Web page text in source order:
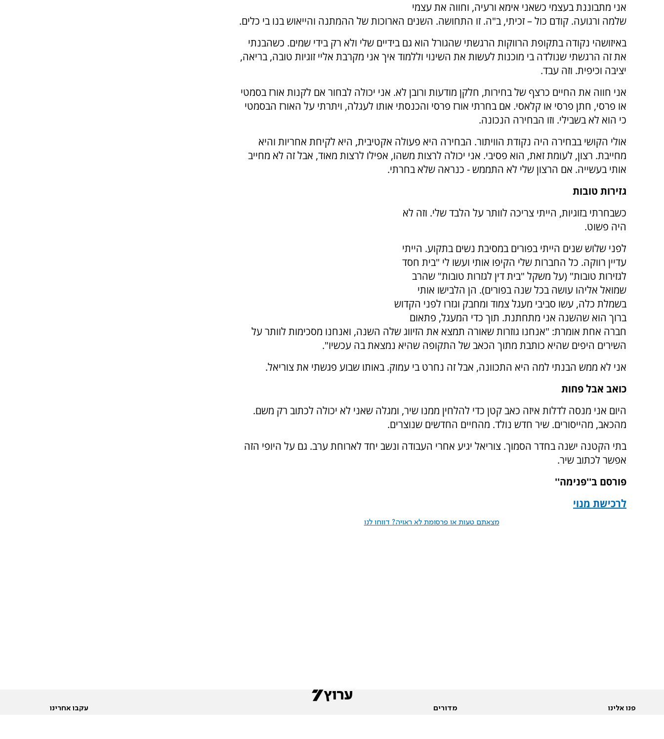
אני מתבוננת בעצמי כשאני אימא ורעיה, וחווה את עצמי
שלמה ורגועה. קודם כול – זכיתי, ב"ה. זו התחושה. השנים הארוכות של ההמתנה והייאוש בנו בי כלים.
באיזושהי נקודה בתקופת הרווקות הרגשתי שהגורל הוא גם בידיים שלי ולא רק בידי שמים. כשהבנתי
את זה הרגשתי שנולדה בי מוכנות לעשות את השינוי וללמוד איך אני מקרבת אליי זוגיות טובה, בריאה,
יציבה וכיפית. וזה עבד.
אני חווה את החיים כרצף של בחירות, חלקן מודעות ורובן לא. אני יכולה לבחור אם לקנות אורז בסמטי
או פרסי, חתן פרסי או קלאסי. אם בחרתי אורז פרסי והכנסתי אותו לעגלה, ויתרתי על האורז הבסמטי
כי הוא לא בשבילי. וזו הבחירה הנכונה.
אולי הקושי בבחירה היה נקודת הוויתור. הבחירה היא פעולה אקטיבית, היא לקיחת אחריות והיא
מחייבת. רצון, לעומת זאת, הוא פסיבי. אני יכולה לרצות משהו, אפילו לרצות מאוד, אבל זה לא מחייב
אותי בעשייה. אם הרצון שלי לא התממש - כנראה שלא בחרתי.
גזירות טובות
כשבחרתי בזוגיות, הייתי צריכה לוותר על הלבד שלי. וזה לא
היה פשוט.
לפני שלוש שנים הייתי בפורים במסיבת נשים בתקוע. הייתי
עדיין רווקה. כל החברות שלי הקיפו אותי ועשו לי "בית חסד
לגזירות טובות" (על משקל "בית דין לגזרות טובות" שהרב
שמואל אליהו עושה בכל שנה בפורים). הן הלבישו אותי
בשמלת כלה, עשו סביבי מעגל צמוד ומחבק וגזרו לפני הקדוש
ברוך הוא שהשנה אני מתחתנת. תוך כדי המעגל, פתאום
חברה אחת אומרת: "אנחנו גוזרות שאורה תמצא את הזיווג שלה השנה, ואנחנו מסכימות לוותר על
השירים היפים שהיא כותבת מתוך הכאב של התקופה שהיא נמצאת בה עכשיו".
אני לא ממש הבנתי למה היא התכוונה, אבל זה נחרט בי עמוק. באותו שבוע פגשתי את צוריאל.
כואב אבל פחות
היום אני מנסה לדלות איזה כאב קטן כדי להלחין ממנו שיר, ומגלה שאני לא יכולה לכתוב רק משם.
מהכאב, מהייסורים. שיר חדש נולד. מהחיים החדשים שנוצרים.
בתי הקטנה ישנה בחדר הסמוך. צוריאל יגיע אחרי העבודה ונשב יחד לארוחת ערב. גם על היופי הזה
אפשר לכתוב שיר.
פורסם ב''פנימה''
לרכישת מנוי
מצאתם טעות או פרסומת לא ראויה? דווחו לנו
פנו אלינו מדורים עקבו אחרינו